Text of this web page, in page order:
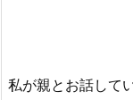
私が親とお話して